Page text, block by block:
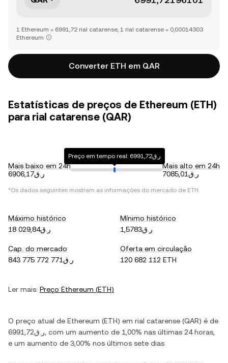
1 Ethereum = 6991,72 rial catarense, 1 rial catarense = 0,00014303
Ethereum
Converter ETH em QAR
Estatísticas de preços de Ethereum (ETH)
para rial catarense (QAR)
Mais baixo em 24h
ر.ق6906,17
Preço em tempo real: ر.ق6991,72
Mais alto em 24h
ر.ق7085,01
*Os dados seguintes mostram as informações do mercado de ETH.
Máximo histórico
ر.ق18 029,84
Mínimo histórico
ر.ق1,5783
Cap. do mercado
ر.ق843 775 772 771
Oferta em circulação
120 682 112 ETH
Ler mais: Preço Ethereum (ETH)
O preço atual de Ethereum (ETH) em rial catarense (QAR) é de
ر.ق6991,72 , com um aumento de 1,00% nas últimas 24 horas,
e um aumento de 3,00% nos últimos sete dias